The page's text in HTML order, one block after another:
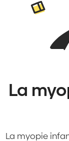
La
La myopie